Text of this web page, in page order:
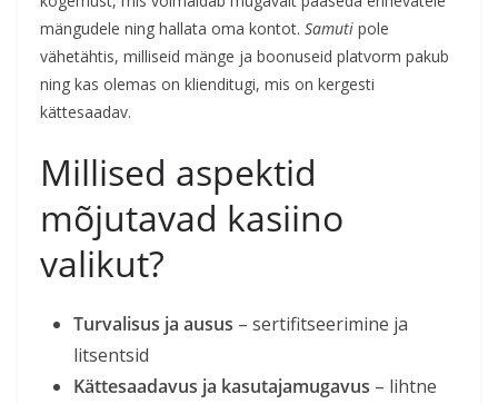
mängudele ning hallata oma kontot. Samuti pole
vähetähtis, milliseid mänge ja boonuseid platvorm pakub
ning kas olemas on klienditugi, mis on kergesti
kättesaadav.
Millised aspektid
mõjutavad kasiino
valikut?
Turvalisus ja ausus – sertifitseerimine ja
litsentsid
Kättesaadavus ja kasutajamugavus – lihtne